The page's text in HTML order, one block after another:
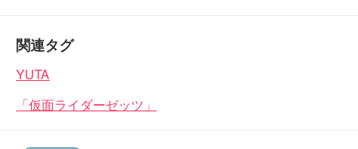
関連タグ
YUTA
「仮面ライダーゼッツ」